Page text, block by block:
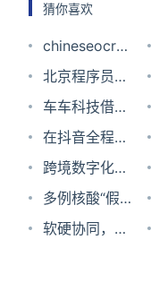
猜你喜欢
chineseocr_lite
中文识别准确
率高达99%
北京程序员年
收入中位数超
60 万元；
OpenAI 拟下
周推出 GPT
商店；钉钉个
车车科技借壳
上市，为打一
场价格战？
在抖音全程看
世界杯，超高
清直播背后的
硬实力
跨境数字化集
装箱物流平台
鸭嘴兽完成
多例核酸“假
阳”背后：一
软硬协同，统